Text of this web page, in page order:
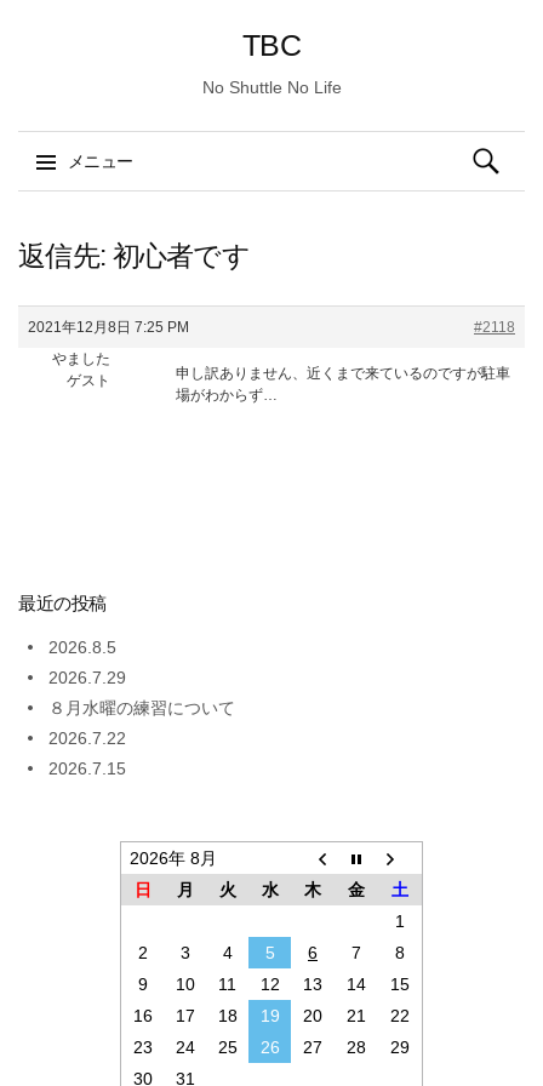
TBC
No Shuttle No Life
メニュー
ン
ン
ツ
検
索:
返信先: 初心者です
2021年12月8日 7:25 PM
#2118
やました
ゲスト
申し訳ありません、近くまで来ているのですが駐車
場がわからず…
最近の投稿
2026.8.5
2026.7.29
８月水曜の練習について
2026.7.22
2026.7.15
2026年 8月
日
月 火 水 木 金
土
1
2
3 4 5 6 7
8
9
10 11 12 13 14
15
16
17 18 19 20 21
22
23
24 25 26 27 28
29
30
31